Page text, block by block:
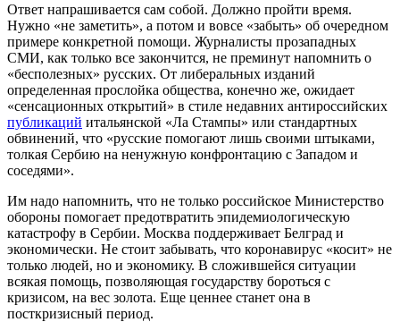
Ответ напрашивается сам собой. Должно пройти время.
Нужно «не заметить», а потом и вовсе «забыть» об очередном
примере конкретной помощи. Журналисты прозападных
СМИ, как только все закончится, не преминут напомнить о
«бесполезных» русских. От либеральных изданий
определенная прослойка общества, конечно же, ожидает
«сенсационных открытий» в стиле недавних антироссийских
публикаций итальянской «Ла Стампы» или стандартных
обвинений, что «русские помогают лишь своими штыками,
толкая Сербию на ненужную конфронтацию с Западом и
соседями».
Им надо напомнить, что не только российское Министерство
обороны помогает предотвратить эпидемиологическую
катастрофу в Сербии. Москва поддерживает Белград и
экономически. Не стоит забывать, что коронавирус «косит» не
только людей, но и экономику. В сложившейся ситуации
всякая помощь, позволяющая государству бороться с
кризисом, на вес золота. Еще ценнее станет она в
посткризисный период.